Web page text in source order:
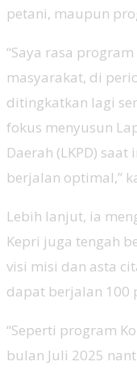
petani, maupun
“Saya rasa
masyarakat, di
ditingkatkan lagi
fokus menyusun
Daerah (LKPD)
berjalan optimal,”
Lebih lanjut, ia
Kepri juga tengah
visi misi dan asta
dapat berjalan 100
“Seperti program
bulan Juli 2025